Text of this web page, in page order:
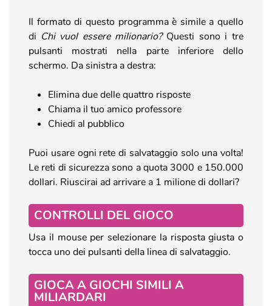
Il formato di questo programma è simile a quello
di Chi vuol essere milionario? Questi sono i tre
pulsanti mostrati nella parte inferiore dello
schermo. Da sinistra a destra:
Elimina due delle quattro risposte
Chiama il tuo amico professore
Chiedi al pubblico
Puoi usare ogni rete di salvataggio solo una volta!
Le reti di sicurezza sono a quota 3000 e 150.000
dollari. Riuscirai ad arrivare a 1 milione di dollari?
CONTROLLI DEL GIOCO
Usa il mouse per selezionare la risposta giusta o
tocca uno dei pulsanti della linea di salvataggio.
GIOCA A GIOCHI SIMILI A
MILIARDARI